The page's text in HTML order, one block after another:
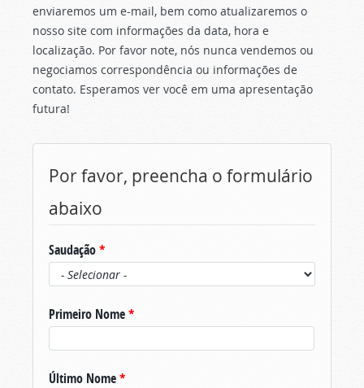
enviaremos um e-mail, bem como atualizaremos o
nosso site com informações da data, hora e
localização. Por favor note, nós nunca vendemos ou
negociamos correspondência ou informações de
contato. Esperamos ver você em uma apresentação
futura!
Por favor, preencha o formulário
abaixo
Saudação*
Primeiro Nome*
Último Nome*